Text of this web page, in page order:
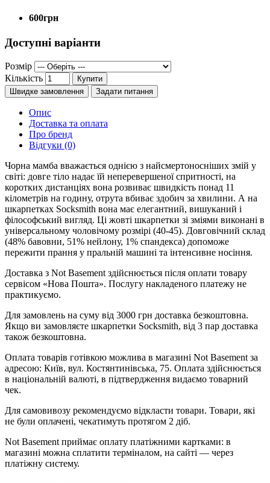
600грн
Доступні варіанти
Розмір
Кількість
Купити
Швидке замовлення
Задати питання
Опис
Доставка та оплата
Про бренд
Відгуки (0)
Чорна мамба вважається однією з найсмертоносніших змій у
світі: довге тіло надає їй неперевершеної спритності, на
коротких дистанціях вона розвиває швидкість понад 11
кілометрів на годину, отрута вбиває здобич за хвилини. А на
шкарпетках Socksmith вона має елегантний, вишуканий і
філософський вигляд. Ці жовті шкарпетки зі зміями виконані в
універсальному чоловічому розмірі (40-45). Довговічний склад
(48% бавовни, 51% нейлону, 1% спандекса) допоможе
пережити прання у пральній машині та інтенсивне носіння.
Доставка з Not Basement здійснюється після оплати товару
сервісом «Нова Пошта». Послугу накладеного платежу не
практикуємо.
Для замовлень на суму від 3000 грн доставка безкоштовна.
Якщо ви замовляєте шкарпетки Socksmith, від 3 пар доставка
також безкоштовна.
Оплата товарів готівкою можлива в магазині Not Basement за
адресою: Київ, вул. Костянтинівська, 75. Оплата здійснюється
в національній валюті, в підтвердження видаємо товарний
чек.
Для самовивозу рекомендуємо відкласти товари. Товари, які
не були оплачені, чекатимуть протягом 2 діб.
Not Basement приймає оплату платіжними картками: в
магазині можна сплатити терміналом, на сайті — через
платіжну систему.